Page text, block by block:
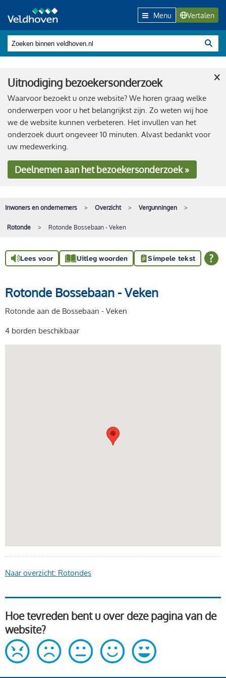
Menu Vertalen
Uitnodiging bezoekersonderzoek
Waarvoor bezoekt u onze website? We horen graag welke
onderwerpen voor u het belangrijkst zijn. Zo weten wij hoe
we de website kunnen verbeteren. Het invullen van het
onderzoek duurt ongeveer 10 minuten. Alvast bedankt voor
uw medewerking.
Deelnemenaan het bezoekersonderzoek »
×
Inwoners en ondernemers Overzicht Vergunningen
Rotonde Rotonde Bossebaan - Veken
Lees voor Uitleg woorden Simpele tekst
Rotonde Bossebaan - Veken
Rotonde aan de Bossebaan - Veken
4 borden beschikbaar
Naar overzicht: Rotondes
Hoe tevreden bent u over deze pagina van de
website?